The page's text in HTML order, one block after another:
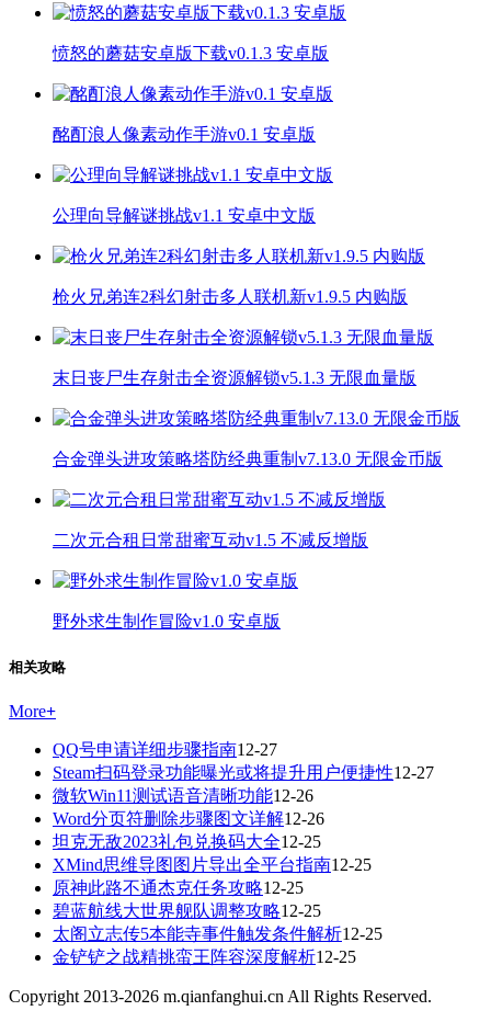
愤怒的蘑菇安卓版下载v0.1.3 安卓版
酩酊浪人像素动作手游v0.1 安卓版
公理向导解谜挑战v1.1 安卓中文版
枪火兄弟连2科幻射击多人联机新v1.9.5 内购版
末日丧尸生存射击全资源解锁v5.1.3 无限血量版
合金弹头进攻策略塔防经典重制v7.13.0 无限金币版
二次元合租日常甜蜜互动v1.5 不减反增版
野外求生制作冒险v1.0 安卓版
相关攻略
More+
QQ号申请详细步骤指南12-27
Steam扫码登录功能曝光或将提升用户便捷性12-27
微软Win11测试语音清晰功能12-26
Word分页符删除步骤图文详解12-26
坦克无敌2023礼包兑换码大全12-25
XMind思维导图图片导出全平台指南12-25
原神此路不通杰克任务攻略12-25
碧蓝航线大世界舰队调整攻略12-25
太阁立志传5本能寺事件触发条件解析12-25
金铲铲之战精挑蛮王阵容深度解析12-25
Copyright 2013-2026 m.qianfanghui.cn All Rights Reserved.